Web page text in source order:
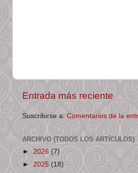
Entrada más reciente
Suscribirse a:Comentarios de la
ARCHIVO (TODOS LOS ARTÍCULOS)
►2026(7)
►2025 (18)